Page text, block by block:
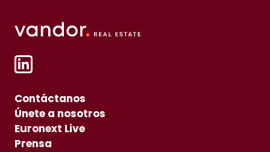
Contáctanos
Únete a nosotros
Euronext Live
Prensa